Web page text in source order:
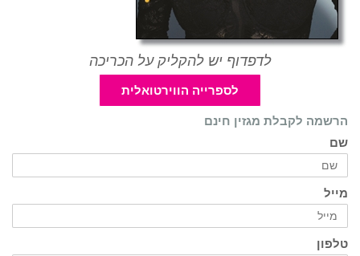
לדפדוף יש להקליק על הכריכה
לספרייה הווירטואלית
הרשמה לקבלת מגזין חינם
שם
מייל
טלפון